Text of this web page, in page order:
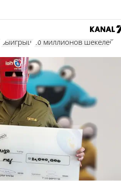
выигрыш 20 миллионов шекелей